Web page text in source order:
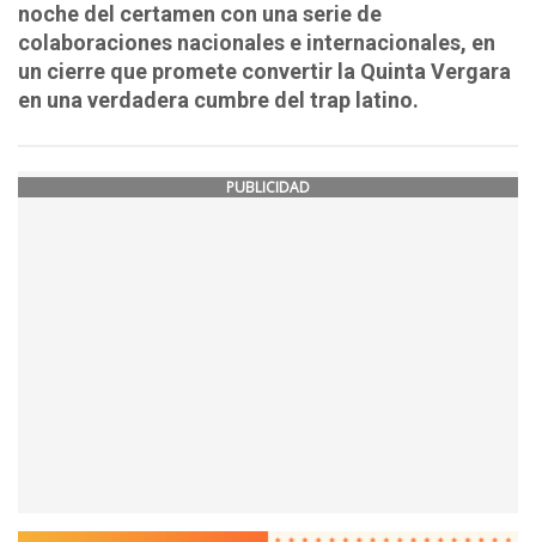
noche del certamen con una serie de
colaboraciones nacionales e internacionales, en
un cierre que promete convertir la Quinta Vergara
en una verdadera cumbre del trap latino.
PUBLICIDAD